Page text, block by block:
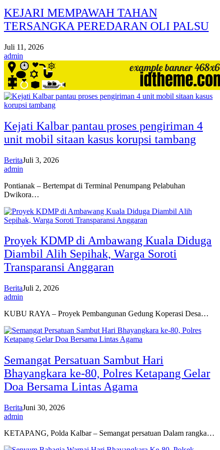
KEJARI MEMPAWAH TAHAN
TERSANGKA PEREDARAN OLI PALSU
Juli 11, 2026
admin
Kejati Kalbar pantau proses pengiriman 4
unit mobil sitaan kasus korupsi tambang
BeritaJuli 3, 2026
admin
Pontianak – Bertempat di Terminal Penumpang Pelabuhan
Dwikora…
Proyek KDMP di Ambawang Kuala Diduga
Diambil Alih Sepihak, Warga Soroti
Transparansi Anggaran
BeritaJuli 2, 2026
admin
KUBU RAYA – Proyek Pembangunan Gedung Koperasi Desa…
Semangat Persatuan Sambut Hari
Bhayangkara ke-80, Polres Ketapang Gelar
Doa Bersama Lintas Agama
BeritaJuni 30, 2026
admin
KETAPANG, Polda Kalbar – Semangat persatuan Dalam rangka…